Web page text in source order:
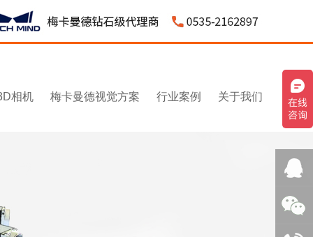
相机 梅卡曼德视觉方案 行业案例 关于我们
QQ客